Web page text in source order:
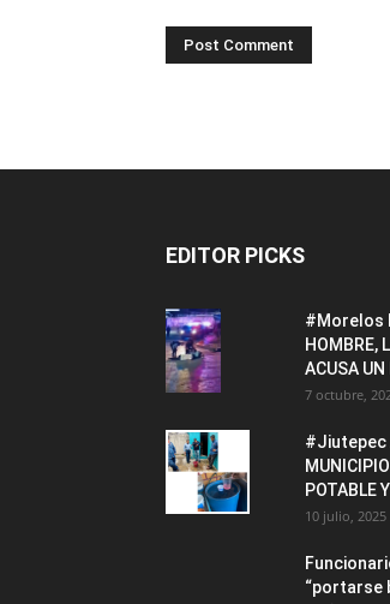
EDITOR PICKS
#Morelos
HOMBRE,
ACUSA
7 octubre,
#Jiutepec
POTABLE
10 julio, 2025
“portarse